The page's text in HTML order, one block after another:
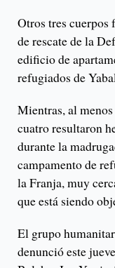
Otros tres cuerpos
de rescate de la
edificio de
refugiados de
Mientras, al
cuatro resultaron
durante la
campamento de
la Franja, muy
que está siendo
El grupo
denunció este